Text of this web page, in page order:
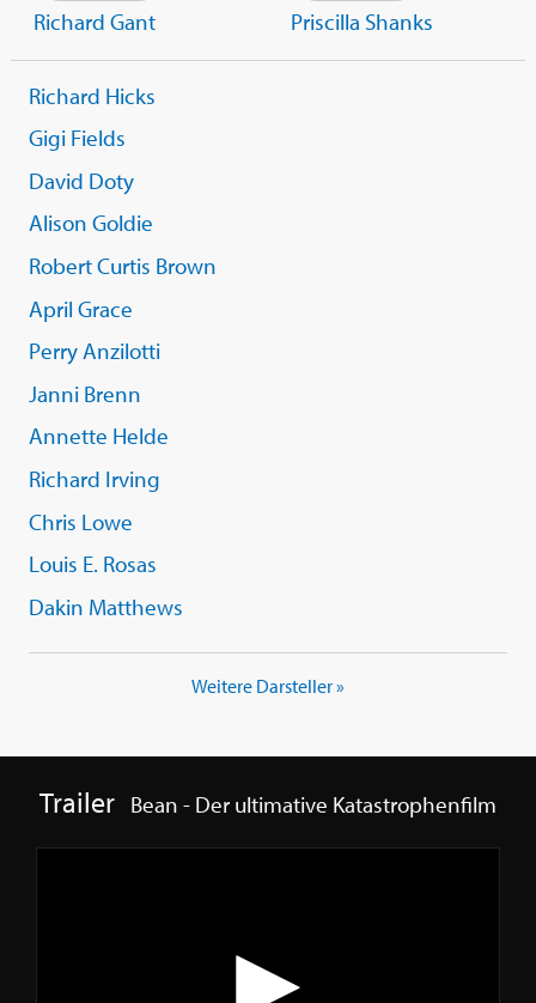
Richard Gant Priscilla Shanks
Richard Hicks
Gigi Fields
David Doty
Alison Goldie
Robert Curtis Brown
April Grace
Perry Anzilotti
Janni Brenn
Annette Helde
Richard Irving
Chris Lowe
Louis E. Rosas
Dakin Matthews
Weitere Darsteller »
Trailer Bean - Der ultimative Katastrophenfilm